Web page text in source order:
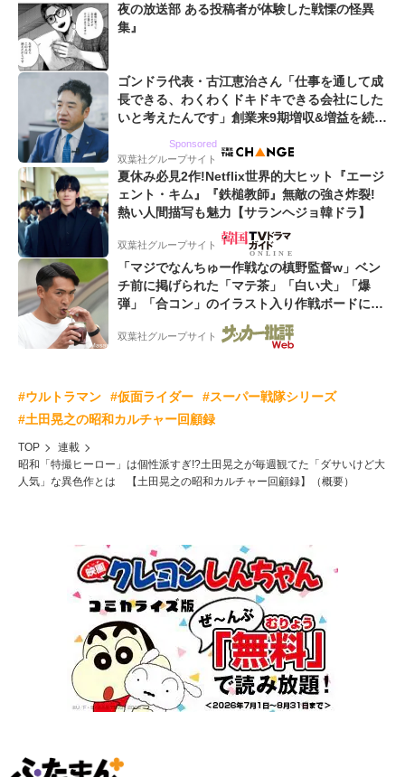
夜の放送部 ある投稿者が体験した戦慄の怪異
集』
ゴンドラ代表・古江恵治さん「仕事を通して成
長できる、わくわくドキドキできる会社にした
いと考えたんです」創業来9期増収&増益を続け
Sponsored
双葉社グループサイト
夏休み必見2作!Netflix世界的大ヒット『エージ
ェント・キム』『鉄槌教師』無敵の強さ炸裂!
熱い人間描写も魅力【サランヘジョ韓ドラ】
双葉社グループサイト
「マジでなんちゅー作戦なの槙野監督w」ベン
チ前に掲げられた「マテ茶」「白い犬」「爆
弾」「合コン」のイラスト入り作戦ボードにフ
ァン困惑!「想像よりデカくて吹いた」
双葉社グループサイト
#ウルトラマン #仮面ライダー
#スーパー戦隊シリーズ
#土田晃之の昭和カルチャー回顧録
TOP
連載
昭和「特撮ヒーロー」は個性派すぎ!?土田晃之が毎週観てた「ダサいけど大
人気」な異色作とは 【土田晃之の昭和カルチャー回顧録】（概要）